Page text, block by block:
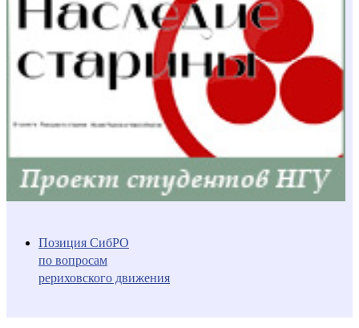
Позиция СибРО
по вопросам
рериховского движения